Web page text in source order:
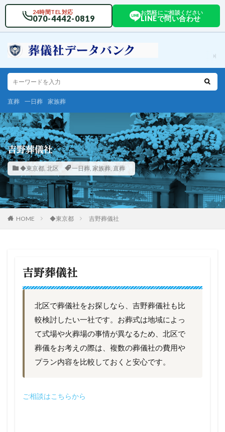
24時間TEL対応
070-4442-0819
お気軽にご相談ください
LINEで問い合わせ
直葬 一日葬 家族葬
吉野葬儀社
◆東京都, 北区 一日葬, 家族葬, 直葬
HOME ◆東京都 吉野葬儀社
吉野葬儀社
北区で葬儀社をお探しなら、吉野葬儀社も比
較検討したい一社です。お葬式は地域によっ
て式場や火葬場の事情が異なるため、北区で
葬儀をお考えの際は、複数の葬儀社の費用や
プラン内容を比較しておくと安心です。
ご相談はこちらから